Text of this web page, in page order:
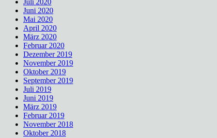
Juli 2020
Juni 2020
Mai 2020
April 2020
März 2020
Februar 2020
Dezember 2019
November 2019
Oktober 2019
September 2019
Juli 2019
Juni 2019
März 2019
Februar 2019
November 2018
Oktober 2018